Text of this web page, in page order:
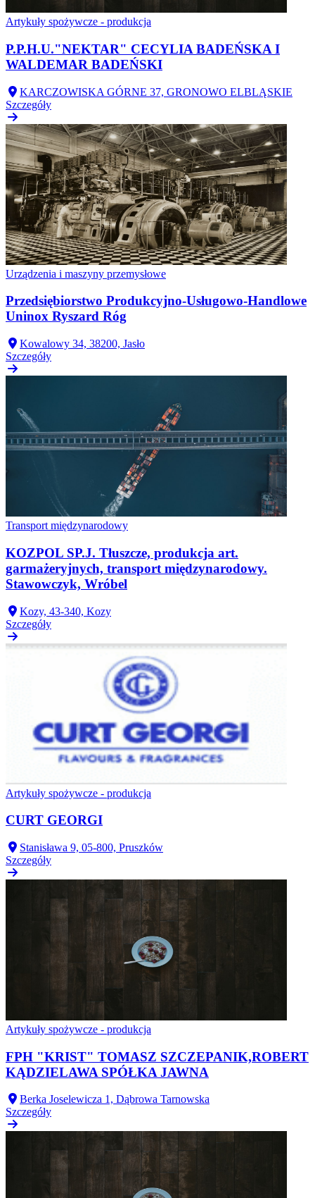
Artykuły spożywcze - produkcja
P.P.H.U."NEKTAR" CECYLIA BADEŃSKA I
WALDEMAR BADEŃSKI
KARCZOWISKA GÓRNE 37, GRONOWO ELBLĄSKIE
Szczegóły
Urządzenia i maszyny przemysłowe
Przedsiębiorstwo Produkcyjno-Usługowo-Handlowe
Uninox Ryszard Róg
Kowalowy 34, 38200, Jasło
Szczegóły
Transport międzynarodowy
KOZPOL SP.J. Tłuszcze, produkcja art.
garmażeryjnych, transport międzynarodowy.
Stawowczyk, Wróbel
Kozy, 43-340, Kozy
Szczegóły
Artykuły spożywcze - produkcja
CURT GEORGI
Stanisława 9, 05-800, Pruszków
Szczegóły
Artykuły spożywcze - produkcja
FPH "KRIST" TOMASZ SZCZEPANIK,ROBERT
KĄDZIELAWA SPÓŁKA JAWNA
Berka Joselewicza 1, Dąbrowa Tarnowska
Szczegóły